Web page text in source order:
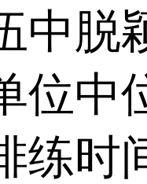
中脱
位中
练时